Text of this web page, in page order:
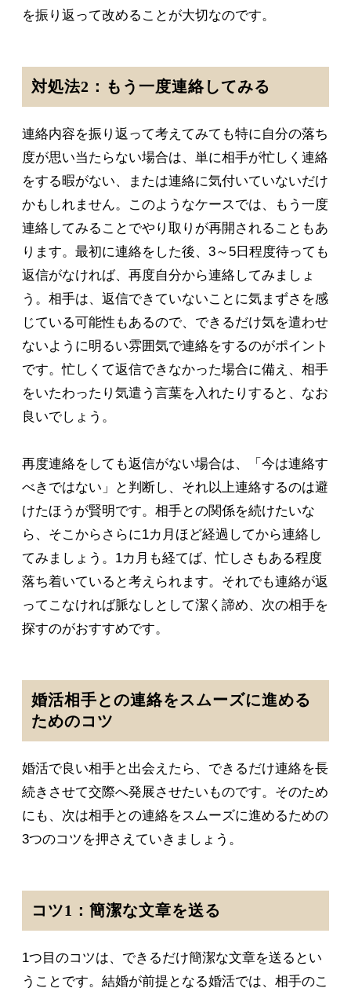
を振り返って改めることが大切なのです。
対処法2：もう一度連絡してみる
連絡内容を振り返って考えてみても特に自分の落ち
度が思い当たらない場合は、単に相手が忙しく連絡
をする暇がない、または連絡に気付いていないだけ
かもしれません。このようなケースでは、もう一度
連絡してみることでやり取りが再開されることもあ
ります。最初に連絡をした後、3～5日程度待っても
返信がなければ、再度自分から連絡してみましょ
う。相手は、返信できていないことに気まずさを感
じている可能性もあるので、できるだけ気を遣わせ
ないように明るい雰囲気で連絡をするのがポイント
です。忙しくて返信できなかった場合に備え、相手
をいたわったり気遣う言葉を入れたりすると、なお
良いでしょう。
再度連絡をしても返信がない場合は、「今は連絡す
べきではない」と判断し、それ以上連絡するのは避
けたほうが賢明です。相手との関係を続けたいな
ら、そこからさらに1カ月ほど経過してから連絡し
てみましょう。1カ月も経てば、忙しさもある程度
落ち着いていると考えられます。それでも連絡が返
ってこなければ脈なしとして潔く諦め、次の相手を
探すのがおすすめです。
婚活相手との連絡をスムーズに進める
ためのコツ
婚活で良い相手と出会えたら、できるだけ連絡を長
続きさせて交際へ発展させたいものです。そのため
にも、次は相手との連絡をスムーズに進めるための
3つのコツを押さえていきましょう。
コツ1：簡潔な文章を送る
1つ目のコツは、できるだけ簡潔な文章を送るとい
うことです。結婚が前提となる婚活では、相手のこ